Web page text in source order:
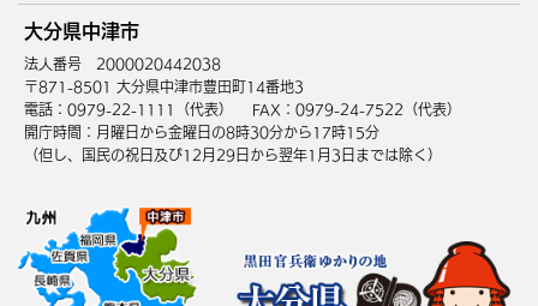
サイトマップ
庁舎地図 組織案内
中津市へのアクセス
大分県中津市
法人番号 2000020442038
〒871-8501 大分県中津市豊田町14番地3
電話：0979-22-1111（代表）
FAX：0979-24-7522（代表）
開庁時間：月曜日から金曜日の8時30分から17時15分
（但し、国民の祝日及び12月29日から翌年1月3日までは除く）